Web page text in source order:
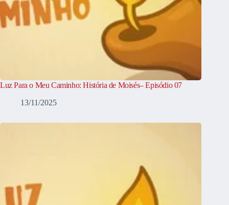
Luz Para o Meu Caminho: História de Moisés– Episódio 07
13/11/2025